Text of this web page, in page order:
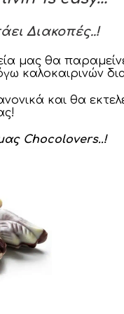
Διακοπές..!
μας θα
καλοκαιρινών
και θα
Chocolovers..!